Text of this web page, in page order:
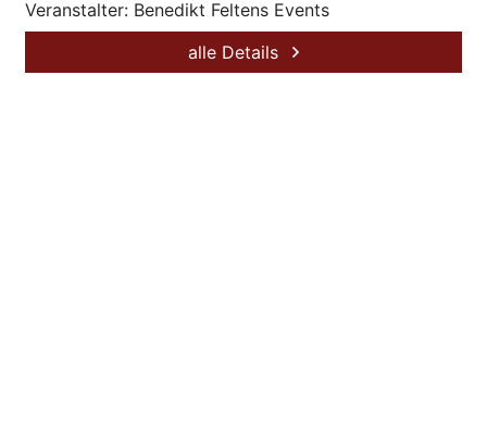
Veranstalter: Benedikt Feltens Events
alle Details